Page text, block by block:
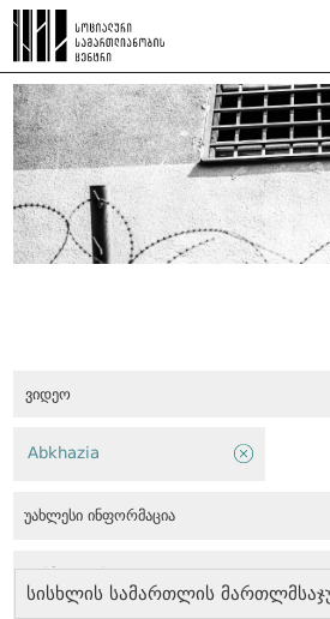
ვიდეო
სისხლის სამართლის
Abkhazia
უახლესი ინფორმაცია